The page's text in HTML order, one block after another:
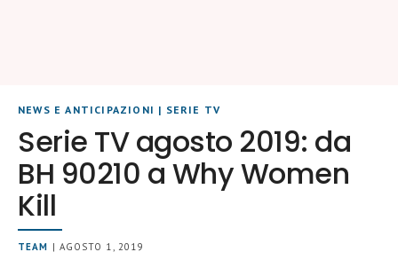
NEWS E ANTICIPAZIONI | SERIE TV
Serie TV agosto 2019: da
BH 90210 a Why Women
Kill
TEAM | AGOSTO 1, 2019